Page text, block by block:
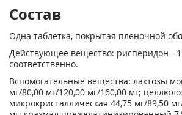
Состав
Одна таблетка, покрытая пленочной
Действующее вещество: рисперидон -
соответственно.
Вспомогательные вещества: лактозы
мг/80,00 мг/120,00 мг/160,00 мг;
микрокристаллическая 44,75 мг/89,50